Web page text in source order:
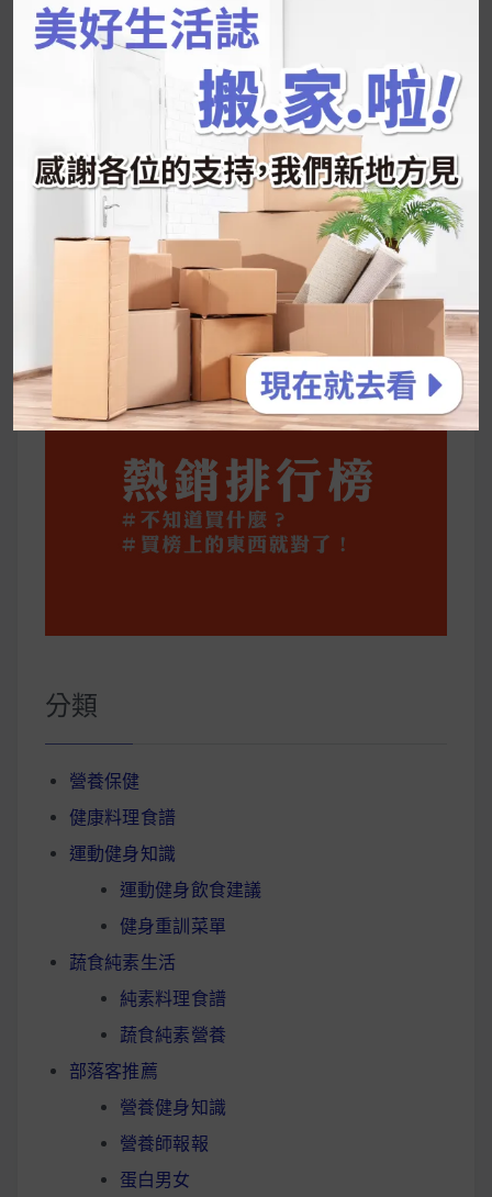
韓國人為什麼不容易胖？
推的MZ Diet ！
好吃的蛋白點心還有好玩的運動小遊戲！今年過
年已經等不及帶這盒跟我的親戚、朋友們一起分
2026 過年禮盒推薦｜五款百元健康伴手禮
停用猛健樂後會反彈嗎？作用解析＋停藥後體重
維持全攻略
公主營養師：飲食改變也是能快樂執行的！6 個
你一定要知道的技巧
分類
營養保健
健康料理食譜
運動健身知識
運動健身飲食建議
健身重訓菜單
蔬食純素生活
純素料理食譜
蔬食純素營養
部落客推薦
營養健身知識
營養師報報
蛋白男女